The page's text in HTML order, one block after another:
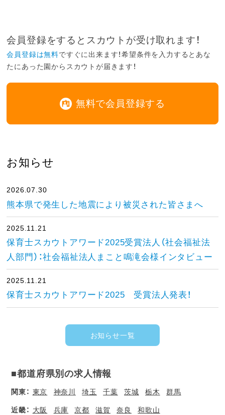
会員登録をするとスカウトが受け取れます！
会員登録は無料ですぐに出来ます！希望条件を入力するとあな
たにあった園からスカウトが届きます！
無料で会員登録する
お知らせ
2026.07.30
熊本県で発生した地震により被災された皆さまへ
2025.11.21
保育士スカウトアワード2025受賞法人（社会福祉法
人部門）：社会福祉法人まこと鳴滝会様インタビュー
2025.11.21
保育士スカウトアワード2025 受賞法人発表！
お知らせ一覧
■都道府県別の求人情報
関東： 東京 神奈川 埼玉 千葉 茨城 栃木 群馬
近畿： 大阪 兵庫 京都 滋賀 奈良 和歌山